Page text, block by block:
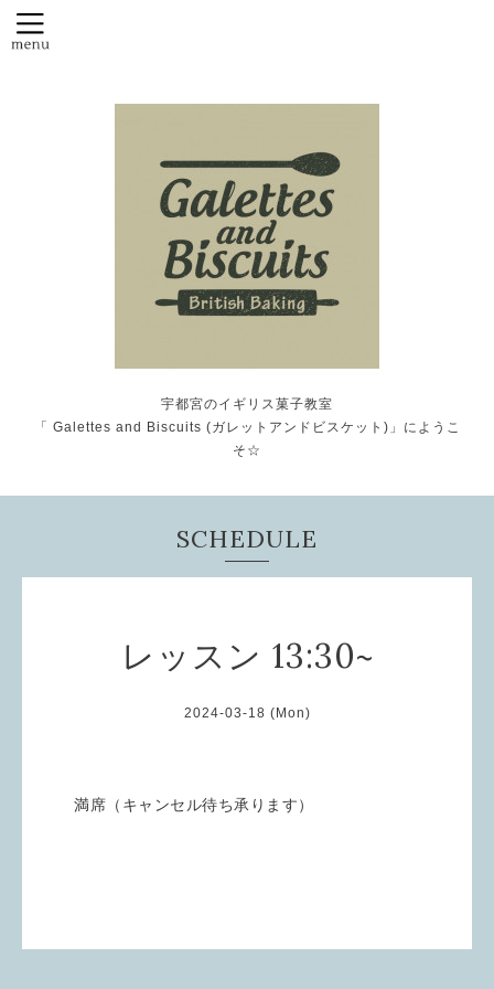
宇都宮のイギリス菓子教室
「 Galettes and Biscuits (ガレットアンドビスケット)」にようこ
そ☆
SCHEDULE
レッスン 13:30~
2024-03-18 (Mon)
満席（キャンセル待ち承ります）